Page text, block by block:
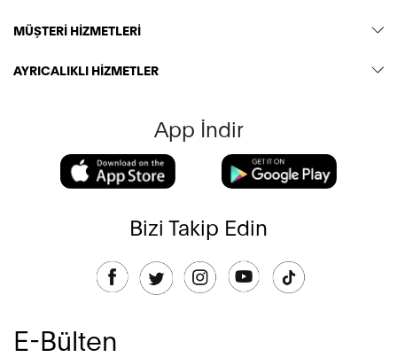
MÜŞTERİ HİZMETLERİ
AYRICALIKLI HİZMETLER
App İndir
Bizi Takip Edin
E-Bülten